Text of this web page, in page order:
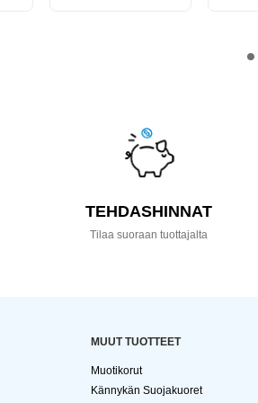
TEHDASHINNAT
Tilaa suoraan tuottajalta
MUUT TUOTTEET
Muotikorut
Kännykän Suojakuoret